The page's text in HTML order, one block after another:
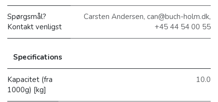
Spørgsmål?
Kontakt venligst
Carsten Andersen, can@buch-holm.dk,
+45 44 54 00 55
Specifications
Kapacitet (fra
1000g) [kg]
10.0